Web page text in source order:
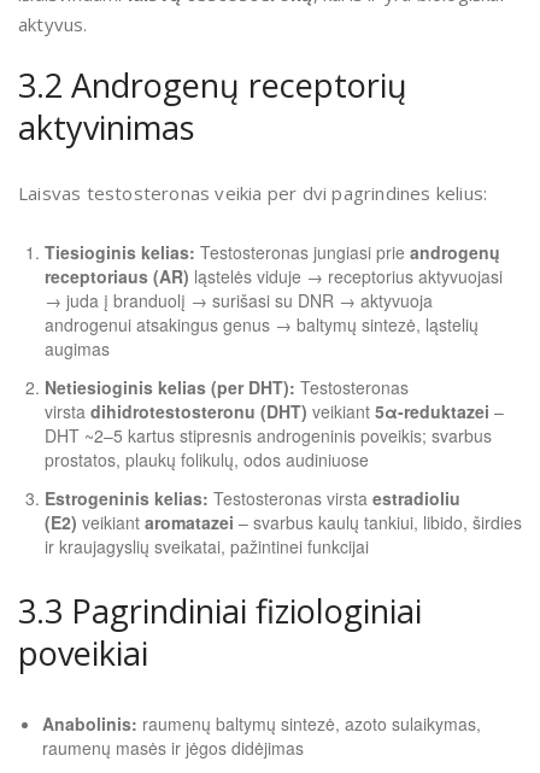
aktyvus.
3.2 Androgenų receptorių
aktyvinimas
Laisvas testosteronas veikia per dvi pagrindines kelius:
Tiesioginis kelias: Testosteronas jungiasi prie androgenų
receptoriaus (AR) ląstelės viduje → receptorius aktyvuojasi
→ juda į branduolį → surišasi su DNR → aktyvuoja
androgenui atsakingus genus → baltymų sintezė, ląstelių
augimas
Netiesioginis kelias (per DHT): Testosteronas
virsta dihidrotestosteronu (DHT) veikiant 5α-reduktazei –
DHT ~2–5 kartus stipresnis androgeninis poveikis; svarbus
prostatos, plaukų folikulų, odos audiniuose
Estrogeninis kelias: Testosteronas virsta estradioliu
(E2) veikiant aromatazei – svarbus kaulų tankiui, libido, širdies
ir kraujagyslių sveikatai, pažintinei funkcijai
3.3 Pagrindiniai fiziologiniai
poveikiai
Anabolinis: raumenų baltymų sintezė, azoto sulaikymas,
raumenų masės ir jėgos didėjimas